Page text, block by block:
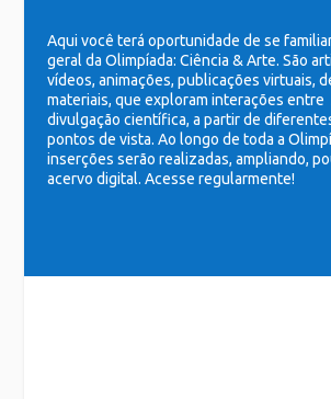
Aqui você terá oportunidade de se
geral da Olimpíada: Ciência & Arte. São
vídeos, animações, publicações virtuais,
materiais, que exploram interações entre
divulgação científica, a partir de
pontos de vista. Ao longo de toda a
inserções serão realizadas, ampliando,
acervo digital. Acesse regularmente!